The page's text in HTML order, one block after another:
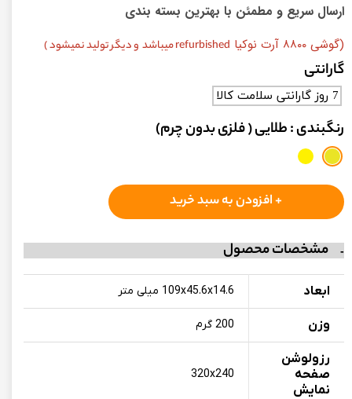
ارسال سریع و مطمئن با بهترین بسته بندی
(گوشی ۸۸۰۰ آرت نوکیا refurbished میباشد و دیگر تولید نمیشود )
گارانتی
7 روز گارانتی سلامت کالا
رنگبندی: طلایی ( فلزی بدون چرم)
+ افزودن به سبد خرید
مشخصات محصول
ابعاد
وزن 200 گرم
رزولوشن
صفحه
نمایش
320x240